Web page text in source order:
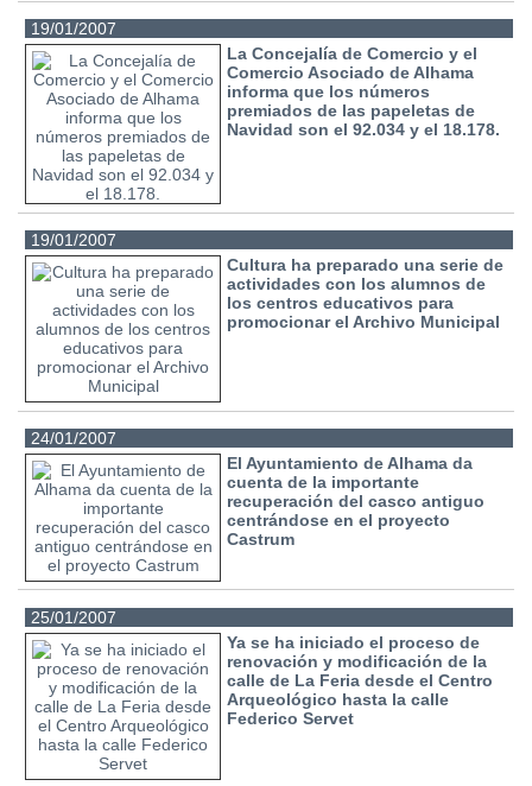
19/01/2007
La Concejalía de Comercio y el
Comercio Asociado de Alhama
informa que los números
premiados de las papeletas de
Navidad son el 92.034 y el 18.178.
19/01/2007
Cultura ha preparado una serie de
actividades con los alumnos de
los centros educativos para
promocionar el Archivo Municipal
24/01/2007
El Ayuntamiento de Alhama da
cuenta de la importante
recuperación del casco antiguo
centrándose en el proyecto
Castrum
25/01/2007
Ya se ha iniciado el proceso de
renovación y modificación de la
calle de La Feria desde el Centro
Arqueológico hasta la calle
Federico Servet